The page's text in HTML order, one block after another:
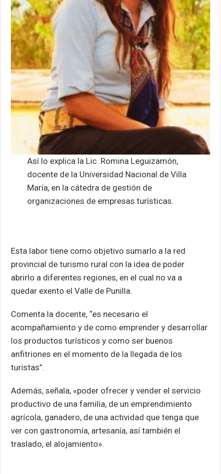
Así lo explica la Lic. Romina Leguizamón,
docente de la Universidad Nacional de Villa
María, en la cátedra de gestión de
organizaciones de empresas turísticas.
Esta labor tiene como objetivo sumarlo a la red
provincial de turismo rural con la idea de poder
abrirlo a diferentes regiones, en el cual no va a
quedar exento el Valle de Punilla.
Comenta la docente, “es necesario el
acompañamiento y de como emprender y desarrollar
los productos turísticos y como ser buenos
anfitriones en el momento de la llegada de los
turistas”.
Además, señala, «poder ofrecer y vender el servicio
productivo de una familia, de un emprendimiento
agrícola, ganadero, de una actividad que tenga que
ver con gastronomía, artesanía, así también el
traslado, el alojamiento».